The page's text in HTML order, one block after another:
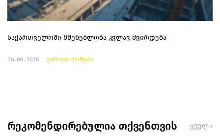
საქართველოში მშენებლობა კვლავ ძვირდება
06. 08. 2026 უძრავი ქონება
რეკომენდირებულია თქვენთვის ყველა